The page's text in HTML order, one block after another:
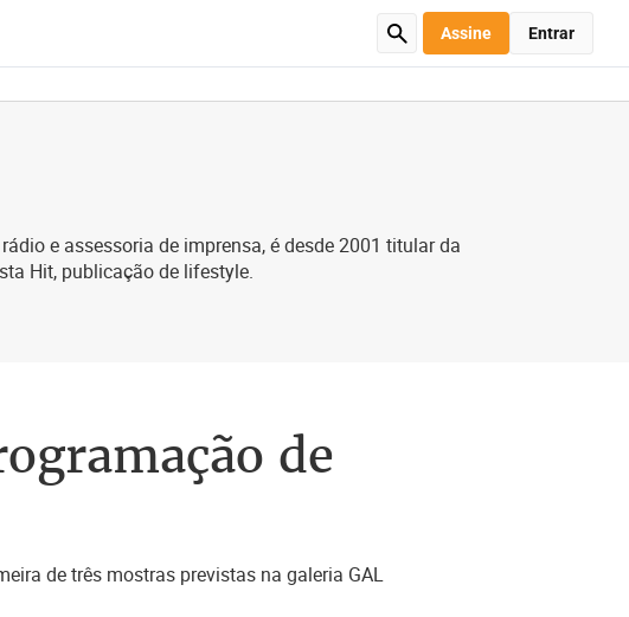
Assine Entrar
e assessoria de imprensa, é desde 2001 titular da
Hit, publicação de lifestyle.
de
de três mostras previstas na galeria GAL